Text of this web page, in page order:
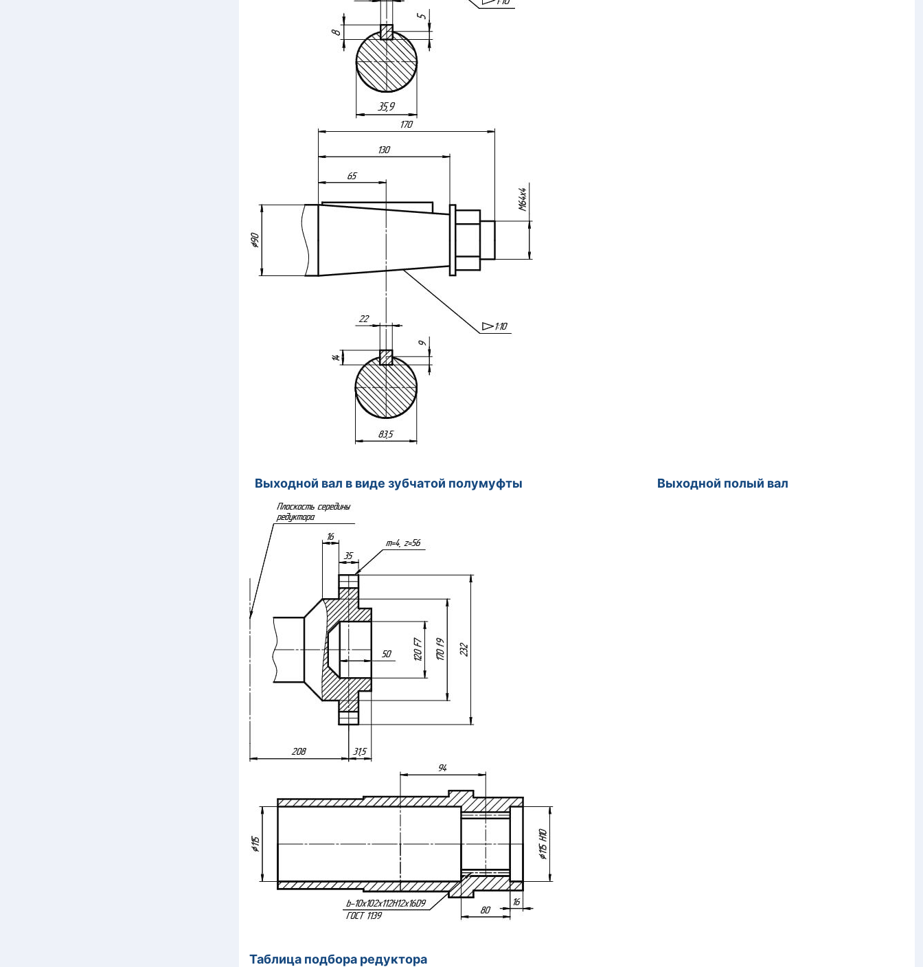
Выходной вал в виде зубчатой полумуфты Выходной полый вал
Таблица подбора редуктора